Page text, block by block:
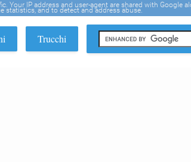
Trucchi
Your IP address and user-agent are shared with Google
statistics, and to detect and address abuse.